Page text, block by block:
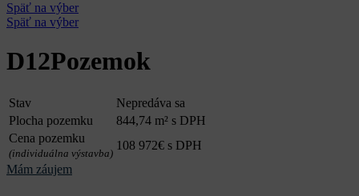
Späť na výber
Späť na výber
D12Pozemok
Stav
Nepredáva sa
Plocha pozemku
844,74 m² s DPH
Cena pozemku
(individuálna výstavba)
108 972€ s DPH
Mám záujem